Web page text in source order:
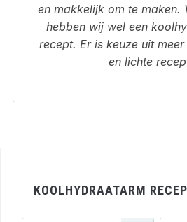
en makkelijk om te maken.
hebben wij wel een
recept. Er is keuze uit
en lichte
KOOLHYDRAATARM